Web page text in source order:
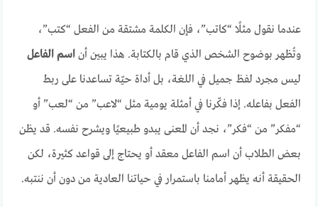
عندما نقول مثلًا “كاتب”، فإن الكلمة مشتقة من الفعل “كتب”،
وتُظهر بوضوح الشخص الذي قام بالكتابة. هذا يبين أناسم الفاعل
ليس مجرد لفظ جميل في اللغة، بل أداة حيّة تساعدنا على ربط
الفعل بفاعله. إذا فكّرنا في أمثلة يومية مثل “لاعب” من “لعب” أو
“مفكر” من “فكر”، نجد أن المعنى يبدو طبيعيًا ويشرح نفسه. قد يظن
بعض الطلاب أن اسم الفاعل معقد أو يحتاج إلى قواعد كثيرة، لكن
الحقيقة أنه يظهر أمامنا باستمرار في حياتنا العادية من دون أن ننتبه.